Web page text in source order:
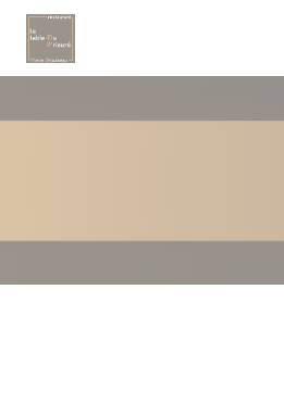
Personalizing your cookie choices